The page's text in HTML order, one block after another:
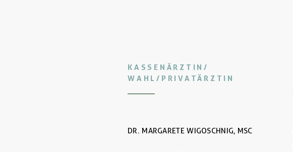
KASSENÄRZTIN/
WAHL/PRIVATÄRZTIN
DR. MARGARETE WIGOSCHNIG, MSC